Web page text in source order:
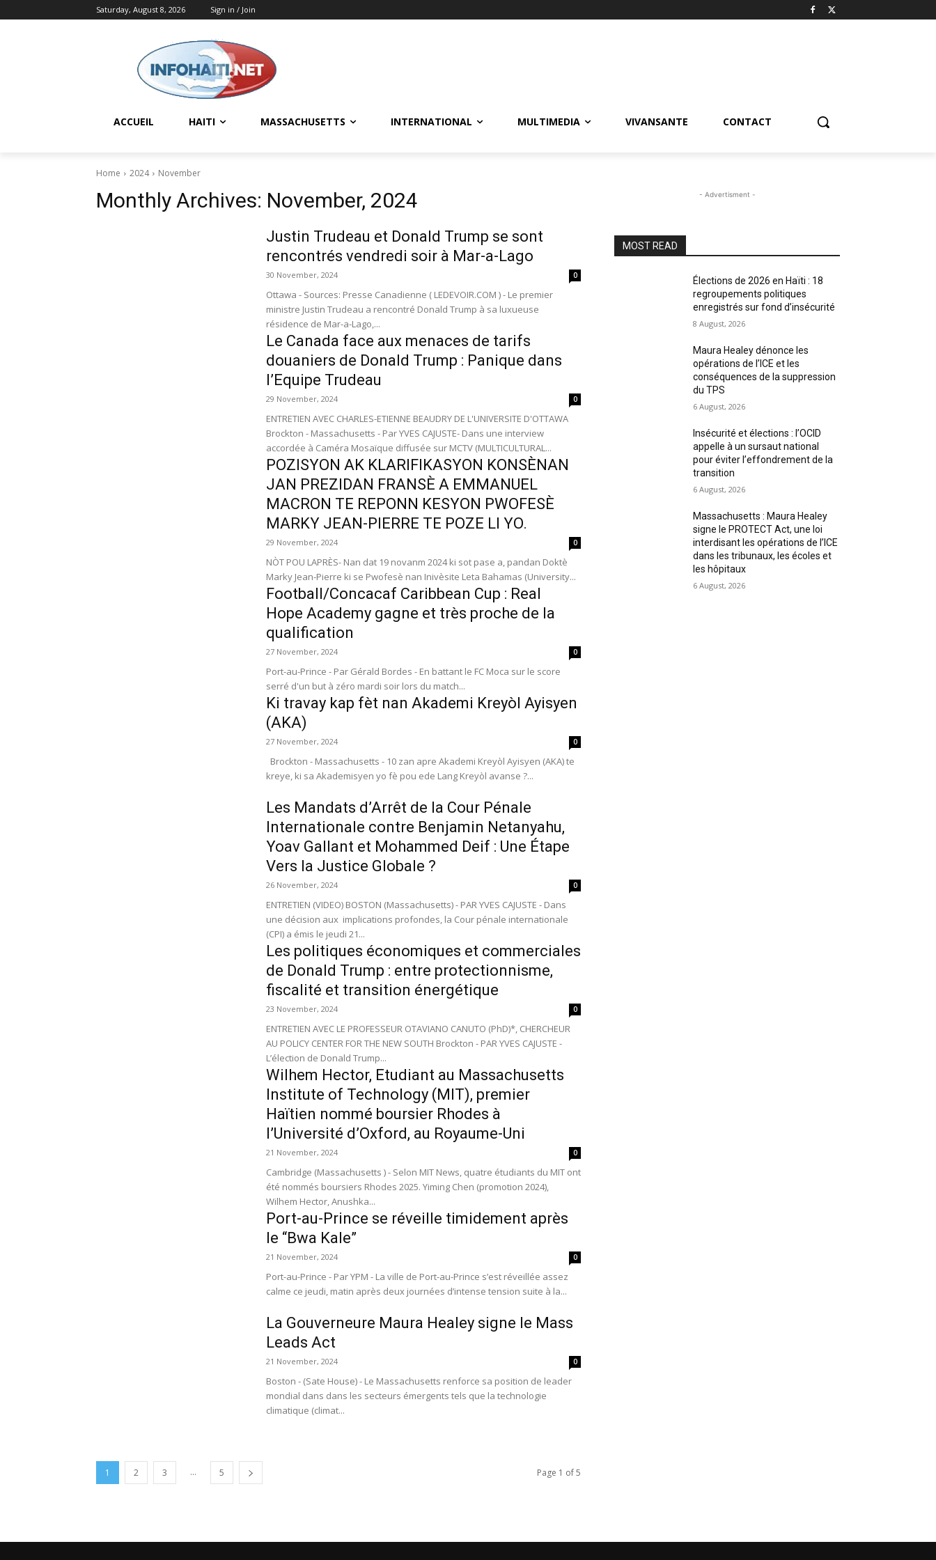
Saturday, August 8, 2026 Sign in / Join
ACCUEIL HAITI MASSACHUSETTS INTERNATIONAL MULTIMEDIA VIVANSANTE CONTACT
Home 2024 November
Monthly Archives: November, 2024
Justin Trudeau et Donald Trump se sont
rencontrés vendredi soir à Mar-a-Lago
30 November, 2024 0
Ottawa - Sources: Presse Canadienne ( LEDEVOIR.COM ) - Le premier
ministre Justin Trudeau a rencontré Donald Trump à sa luxueuse
résidence de Mar-a-Lago,...
Le Canada face aux menaces de tarifs
douaniers de Donald Trump : Panique dans
l’Equipe Trudeau
29 November, 2024 0
ENTRETIEN AVEC CHARLES-ETIENNE BEAUDRY DE L'UNIVERSITE D'OTTAWA
Brockton - Massachusetts - Par YVES CAJUSTE- Dans une interview
accordée à Caméra Mosaïque diffusée sur MCTV (MULTICULTURAL...
POZISYON AK KLARIFIKASYON KONSÈNAN
JAN PREZIDAN FRANSÈ A EMMANUEL
MACRON TE REPONN KESYON PWOFESÈ
MARKY JEAN-PIERRE TE POZE LI YO.
29 November, 2024 0
NÒT POU LAPRÈS- Nan dat 19 novanm 2024 ki sot pase a, pandan Doktè
Marky Jean-Pierre ki se Pwofesè nan Inivèsite Leta Bahamas (University...
Football/Concacaf Caribbean Cup : Real
Hope Academy gagne et très proche de la
qualification
27 November, 2024 0
Port-au-Prince - Par Gérald Bordes - En battant le FC Moca sur le score
serré d'un but à zéro mardi soir lors du match...
Ki travay kap fèt nan Akademi Kreyòl Ayisyen
(AKA)
27 November, 2024 0
kreye, ki sa Akademisyen yo fè pou ede Lang Kreyòl avanse ?...
Les Mandats d’Arrêt de la Cour Pénale
Internationale contre Benjamin Netanyahu,
Yoav Gallant et Mohammed Deif : Une Étape
Vers la Justice Globale ?
26 November, 2024 0
ENTRETIEN (VIDEO) BOSTON (Massachusetts) - PAR YVES CAJUSTE - Dans
une décision aux implications profondes, la Cour pénale internationale
(CPI) a émis le jeudi 21...
Les politiques économiques et commerciales
de Donald Trump : entre protectionnisme,
fiscalité et transition énergétique
23 November, 2024 0
ENTRETIEN AVEC LE PROFESSEUR OTAVIANO CANUTO (PhD)*, CHERCHEUR
AU POLICY CENTER FOR THE NEW SOUTH Brockton - PAR YVES CAJUSTE -
L’élection de Donald Trump...
Wilhem Hector, Etudiant au Massachusetts
Institute of Technology (MIT), premier
Haïtien nommé boursier Rhodes à
l’Université d’Oxford, au Royaume-Uni
21 November, 2024 0
Cambridge (Massachusetts ) - Selon MIT News, quatre étudiants du MIT ont
été nommés boursiers Rhodes 2025. Yiming Chen (promotion 2024),
Wilhem Hector, Anushka...
Port-au-Prince se réveille timidement après
le “Bwa Kale”
21 November, 2024 0
Port-au-Prince - Par YPM - La ville de Port-au-Prince s’est réveillée assez
calme ce jeudi, matin après deux journées d’intense tension suite à la...
La Gouverneure Maura Healey signe le Mass
Leads Act
21 November, 2024 0
Boston - (Sate House) - Le Massachusetts renforce sa position de leader
mondial dans dans les secteurs émergents tels que la technologie
climatique (climat...
1 2 3 ... 5 Page 1 of 5
- Advertisment -
MOST READ
Élections de 2026 en Haïti : 18
regroupements politiques
enregistrés sur fond d’insécurité
8 August, 2026
Maura Healey dénonce les
opérations de l’ICE et les
conséquences de la suppression
du TPS
6 August, 2026
Insécurité et élections : l’OCID
appelle à un sursaut national
pour éviter l’effondrement de la
transition
6 August, 2026
Massachusetts : Maura Healey
signe le PROTECT Act, une loi
interdisant les opérations de l’ICE
dans les tribunaux, les écoles et
les hôpitaux
6 August, 2026